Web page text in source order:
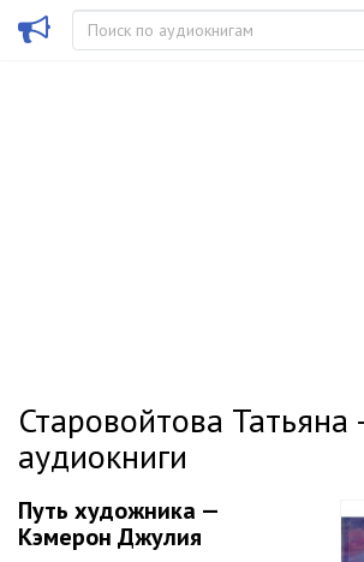
Старовойтова Татьяна
аудиокниги
Путь художника —
Кэмерон Джулия